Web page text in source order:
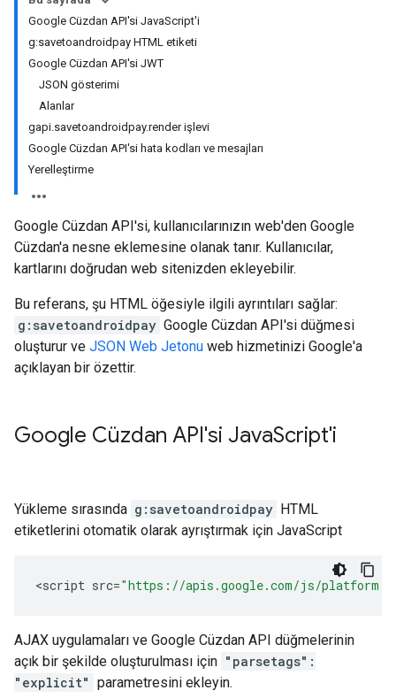
Google Cüzdan API'si JavaScript'i
g:savetoandroidpay HTML etiketi
Google Cüzdan API'si JWT
JSON gösterimi
Alanlar
gapi.savetoandroidpay.render işlevi
Google Cüzdan API'si hata kodları ve mesajları
Yerelleştirme
Google Cüzdan API'si, kullanıcılarınızın web'den Google
Cüzdan'a nesne eklemesine olanak tanır. Kullanıcılar,
kartlarını doğrudan web sitenizden ekleyebilir.
Bu referans, şu HTML öğesiyle ilgili ayrıntıları sağlar:
g:savetoandroidpay Google Cüzdan API'si düğmesi
oluşturur ve JSON Web Jetonu web hizmetinizi Google'a
açıklayan bir özettir.
Google Cüzdan API'si JavaScript'i
Yükleme sırasında g:savetoandroidpay HTML
etiketlerini otomatik olarak ayrıştırmak için JavaScript
<script src="https://apis.google.com/js/
AJAX uygulamaları ve Google Cüzdan API düğmelerinin
açık bir şekilde oluşturulması için "parsetags":
"explicit" parametresini ekleyin.